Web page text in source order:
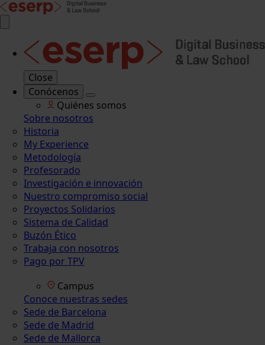
Close
Conócenos
Quiénes somos
Sobre nosotros
Historia
My Experience
Metodología
Profesorado
Investigación e innovación
Nuestro compromiso social
Proyectos Solidarios
Sistema de Calidad
Buzón Ético
Trabaja con nosotros
Pago por TPV
Campus
Conoce nuestras sedes
Sede de Barcelona
Sede de Madrid
Sede de Mallorca